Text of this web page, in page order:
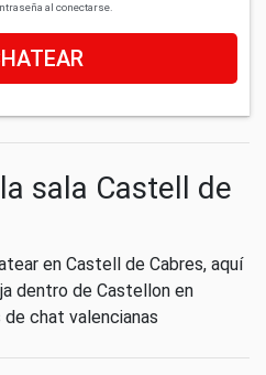
al conectarse.
sala Castell de
en Castell de Cabres, aquí
dentro de Castellon en
de chat valencianas